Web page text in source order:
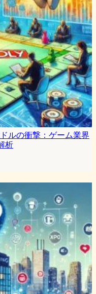
ルの衝撃：ゲーム業界
析